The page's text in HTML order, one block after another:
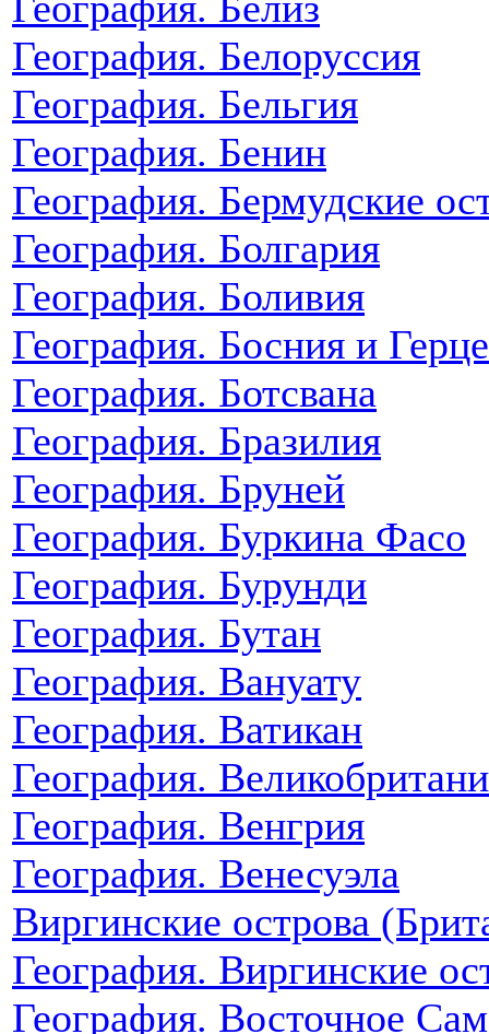
География. Белоруссия
География. Бельгия
География. Бенин
География. Бермудские
География. Болгария
География. Боливия
География. Босния и
География. Ботсвана
География. Бразилия
География. Бруней
География. Буркина Фасо
География. Бурунди
География. Бутан
География. Вануату
География. Ватикан
География.
География. Венгрия
География. Венесуэла
Виргинские острова
География. Виргинские
География. Восточное